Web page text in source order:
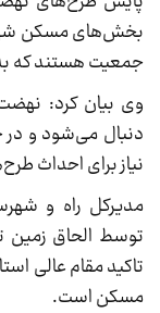
بخش‌های مسکن
جمعیت هستند که
وی بیان کرد:
دنبال می‌شود و در
نیاز برای احداث
مدیرکل راه و
توسط الحاق زمین
تاکید مقام عالی
مسکن است.